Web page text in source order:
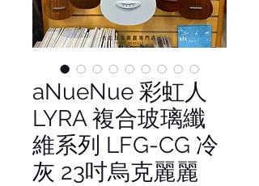
aNueNue 彩虹人
LYRA 複合玻璃纖
維系列 LFG-CG 冷
灰 23吋烏克麗麗